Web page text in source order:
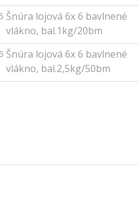
Šnúra lojová 6x 6 bavlnené
vlákno, bal.1kg/20bm
Šnúra lojová 6x 6 bavlnené
vlákno, bal.2,5kg/50bm